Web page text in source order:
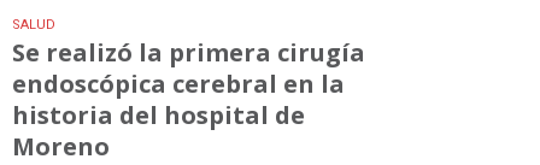
SALUD
Se realizó la primera cirugía
endoscópica cerebral en la
historia del hospital de
Moreno